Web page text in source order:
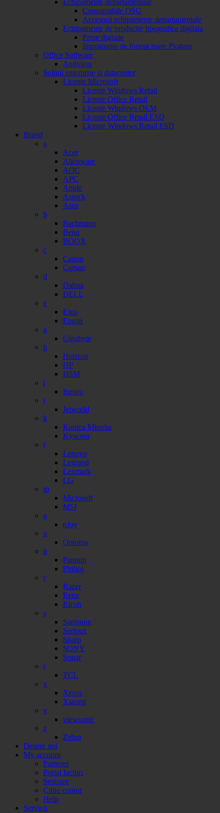
Echipamente departamentale
Consumabile OSG
Accesorii echipamente departamentale
Echipamente de productie tipografica digitala
Prese digitale
Imprimante de format mare Plottare
Office Software
Antivirus
Solutii enterprise si datacenter
Licente Microsoft
Licente Windows Retail
Licente Office Retail
Licente Windows OEM
Licente Office Retail ESD
Licente Windows Retail ESD
Brand
a
Acer
Alienware
AOC
APC
Apple
Asrock
Asus
b
Bachmann
Benq
BOOX
c
Canon
Corsair
d
Dahua
DELL
e
Eizo
Epson
g
Gigabyte
h
Horizon
HP
HSM
i
Inepro
j
Jetworld
k
Konica Minolta
Kyocera
l
Lenovo
Legrand
Lexmark
LG
m
Microsoft
MSI
n
nJoy
o
Optoma
p
Pantum
Philips
r
Razer
Renz
Ricoh
s
Samsung
Serioux
Sharp
SONY
Sopar
t
TCL
x
Xerox
Xiaomi
v
viewsonic
z
Zebra
Despre noi
My account
Partener
Portal facturi
Sesizare
Citire contor
Help
Servicii